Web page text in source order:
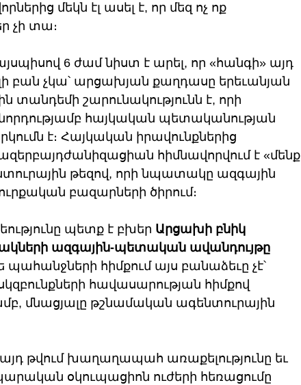
մեկն էլ ասել է, որ մեզ ոչ ոք
չի տա։
6 ժամ նիստ է արել, որ «հանգի» այդ
բան չկա՝ արցախյան քաղդասը երեւանյան
տանդեմի շարունակությունն է, որի
հայկական պետականության
է։ Հայկական իրավունքներից
հիմնավորվում է «մենք
թեզով, որի նպատակը ազգային
բազարների ծիրում։
պետք է բխեր Արցախի բնիկ
ազգային-պետական ավանդույթը
պահանջների հիմքում այս բանաձեւը չէ՝
հավասարության հիմքով
մնացյալը թշնամական ագենտուրային
թվում խաղաղապահ առաքելությունը եւ
օկուպացիոն ուժերի հեռացումը